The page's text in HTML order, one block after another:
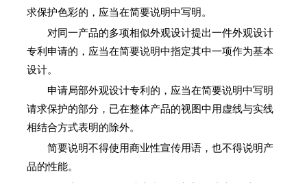
求保护色彩的，应当在简要说明中写明。
对同一产品的多项相似外观设计提出一件外观设计
专利申请的，应当在简要说明中指定其中一项作为基本
设计。
申请局部外观设计专利的，应当在简要说明中写明
请求保护的部分，已在整体产品的视图中用虚线与实线
相结合方式表明的除外。
简要说明不得使用商业性宣传用语，也不得说明产
品的性能。